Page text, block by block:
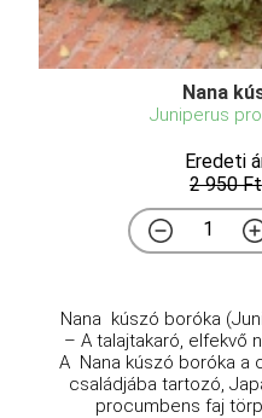
Nana
Juniperus
Eredeti
2 950 Ft
Nana kúszó boróka
– A talajtakaró, elfekvő
A Nana kúszó boróka a
családjába tartozó,
procumbens faj